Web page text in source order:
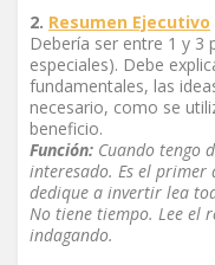
2. Resumen Ejecutivo
Debería ser entre 1 y 3
especiales). Debe
fundamentales, las
necesario, como se
beneficio.
Función: Cuando tengo
interesado. Es el primer
dedique a invertir lea
No tiene tiempo. Lee el
indagando.